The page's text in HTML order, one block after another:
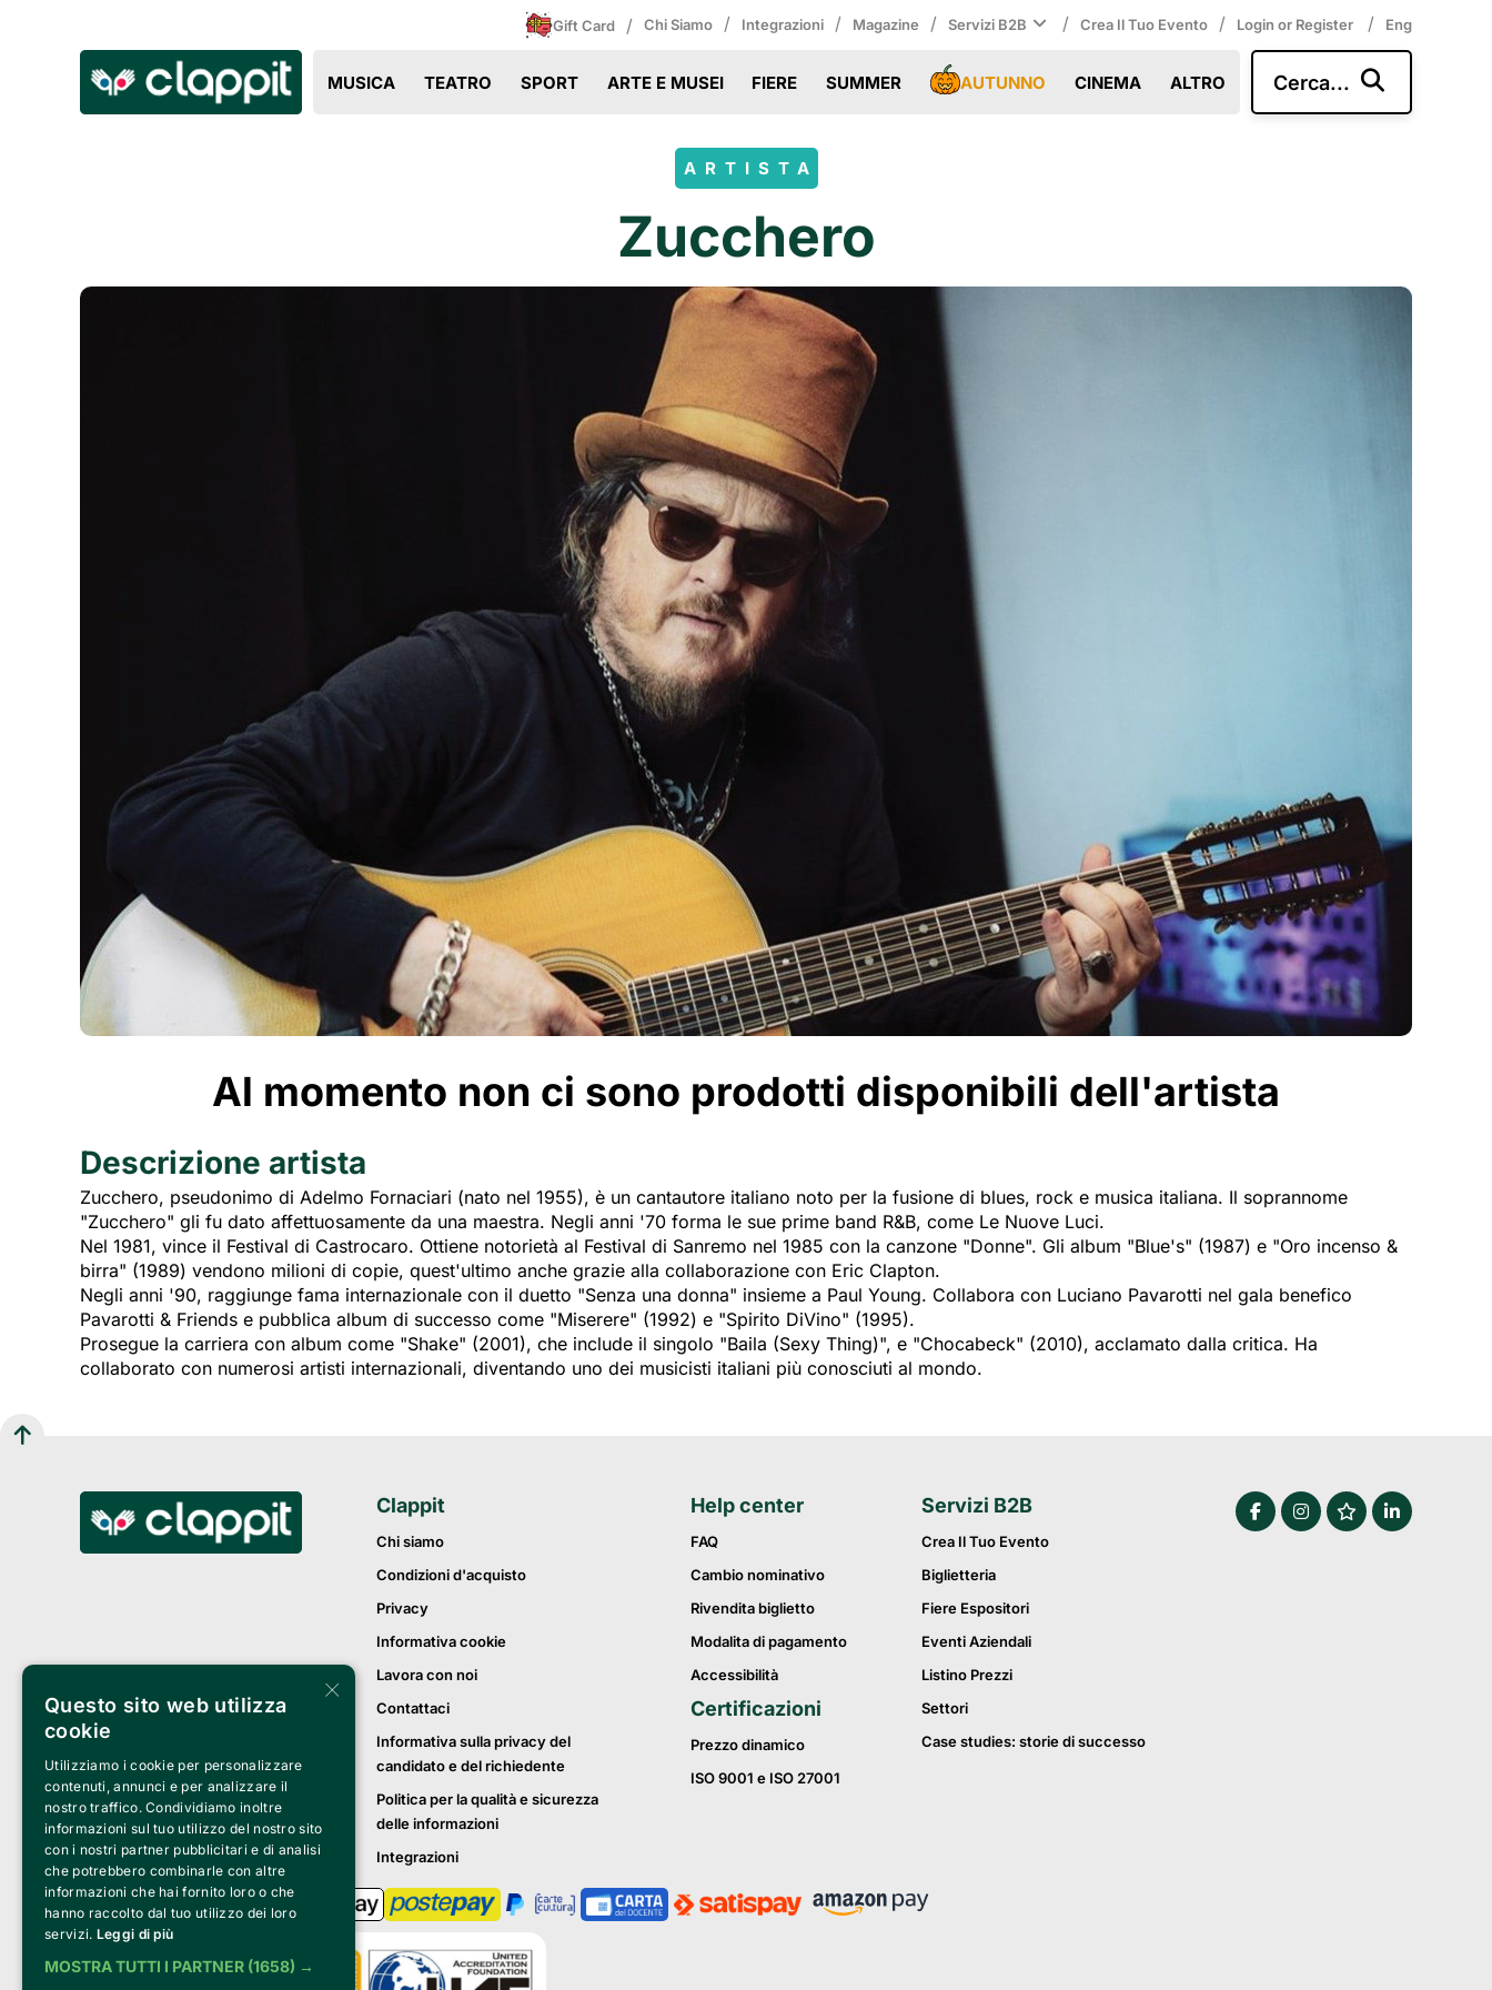
Gift Card / Chi Siamo / Integrazioni / Magazine / Servizi B2B / Crea Il Tuo Evento / Login or Register / Eng
MUSICA TEATRO SPORT ARTE E MUSEI FIERE SUMMER AUTUNNO CINEMA ALTRO Cerca...
ARTISTA
Zucchero
Al momento non ci sono prodotti disponibili dell'artista
Descrizione artista
Zucchero, pseudonimo di Adelmo Fornaciari (nato nel 1955), è un cantautore italiano noto per la fusione di blues, rock e musica italiana. Il soprannome
"Zucchero" gli fu dato affettuosamente da una maestra. Negli anni '70 forma le sue prime band R&B, come Le Nuove Luci.
Nel 1981, vince il Festival di Castrocaro. Ottiene notorietà al Festival di Sanremo nel 1985 con la canzone "Donne". Gli album "Blue's" (1987) e "Oro incenso &
birra" (1989) vendono milioni di copie, quest'ultimo anche grazie alla collaborazione con Eric Clapton.
Negli anni '90, raggiunge fama internazionale con il duetto "Senza una donna" insieme a Paul Young. Collabora con Luciano Pavarotti nel gala benefico
Pavarotti & Friends e pubblica album di successo come "Miserere" (1992) e "Spirito DiVino" (1995).
Prosegue la carriera con album come "Shake" (2001), che include il singolo "Baila (Sexy Thing)", e "Chocabeck" (2010), acclamato dalla critica. Ha
collaborato con numerosi artisti internazionali, diventando uno dei musicisti italiani più conosciuti al mondo.
Clappit
Chi siamo
Condizioni d'acquisto
Privacy
Informativa cookie
Lavora con noi
Contattaci
Informativa sulla privacy del
candidato e del richiedente
Politica per la qualità e sicurezza
delle informazioni
Integrazioni
Help center
FAQ
Cambio nominativo
Rivendita biglietto
Modalita di pagamento
Accessibilità
Certificazioni
Prezzo dinamico
ISO 9001 e ISO 27001
Servizi B2B
Crea Il Tuo Evento
Biglietteria
Fiere Espositori
Eventi Aziendali
Listino Prezzi
Settori
Case studies: storie di successo
×
Questo sito web utilizza
cookie
Utilizziamo i cookie per personalizzare
contenuti, annunci e per analizzare il
nostro traffico. Condividiamo inoltre
informazioni sul tuo utilizzo del nostro sito
con i nostri partner pubblicitari e di analisi
che potrebbero combinarle con altre
informazioni che hai fornito loro o che
hanno raccolto dal tuo utilizzo dei loro
servizi. Leggi di più
MOSTRA TUTTI I PARTNER (1658) →